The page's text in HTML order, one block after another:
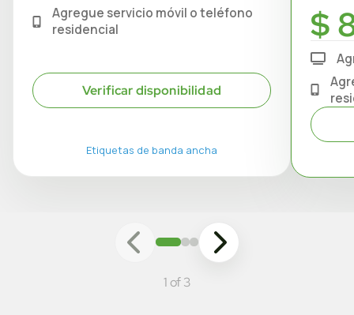
Agregue servicio móvil o teléfono
residencial
Verificar disponibilidad
Etiquetas de banda ancha
$
1 of 3